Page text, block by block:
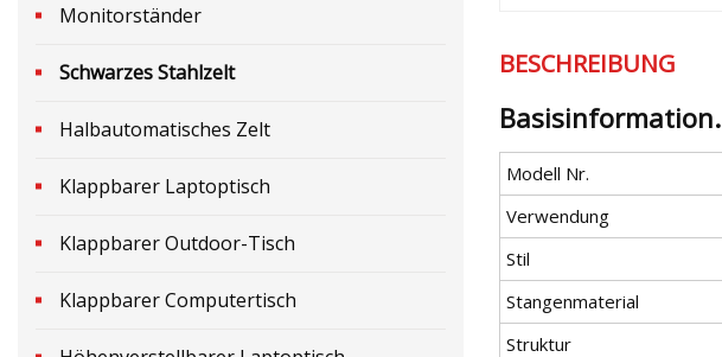
Monitorständer
Schwarzes Stahlzelt
Halbautomatisches Zelt
Klappbarer Laptoptisch
Klappbarer Outdoor-Tisch
Klappbarer Computertisch
BESCHREIBUNG
Basisinformation.
Modell Nr.
Verwendung
Stil
Stangenmaterial
Struktur